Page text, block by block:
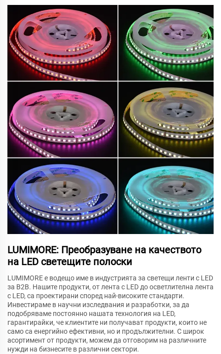
LUMIMORE: Преобразуване на качеството
на LED светещите полоски
LUMIMORE е водещо име в индустрията за светещи ленти с LED
за B2B. Нашите продукти, от лента с LED до осветлителна лента
с LED, са проектирани според най-високите стандарти.
Инвестираме в научни изследвания и разработки, за да
подобряваме постоянно нашата технология на LED,
гарантирайки, че клиентите ни получават продукти, които не
само са енергийно ефективни, но и продължителни. С широк
асортимент от продукти, можем да отговорим на различните
нужди на бизнесите в различни сектори.